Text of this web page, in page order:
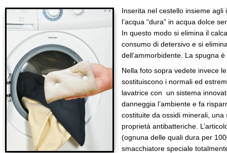
Inserita nel cestello insieme
l’acqua “dura” in acqua dolce
In questo modo si elimina il
consumo di detersivo e si
dell’ammorbidente. La spugna
Nella foto sopra vedete invece
sostituiscono i normali ed
lavatrice con un sistema
danneggia l’ambiente e fa
costituite da ossidi minerali,
proprietà antibatteriche.
(ognuna delle quali dura per
smacchiatore speciale